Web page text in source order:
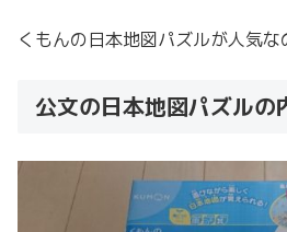
くもんの日本地図パズルが人気な
公文の日本地図パズルの